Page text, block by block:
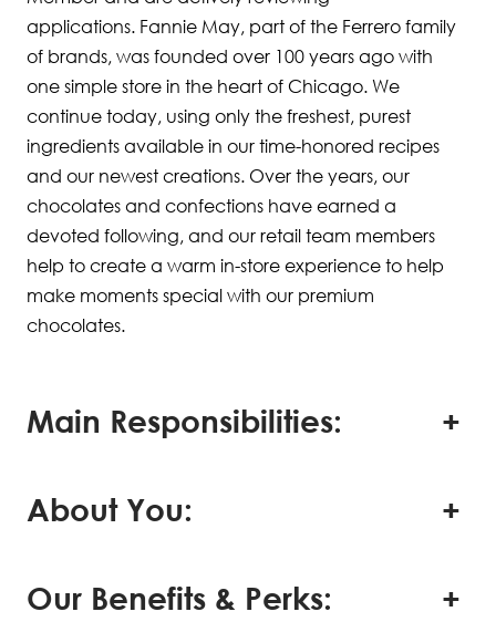
applications. Fannie May, part of the Ferrero family
of brands, was founded over 100 years ago with
one simple store in the heart of Chicago. We
continue today, using only the freshest, purest
ingredients available in our time-honored recipes
and our newest creations. Over the years, our
chocolates and confections have earned a
devoted following, and our retail team members
help to create a warm in-store experience to help
make moments special with our premium
chocolates.
Main Responsibilities:
About You:
Our Benefits & Perks: